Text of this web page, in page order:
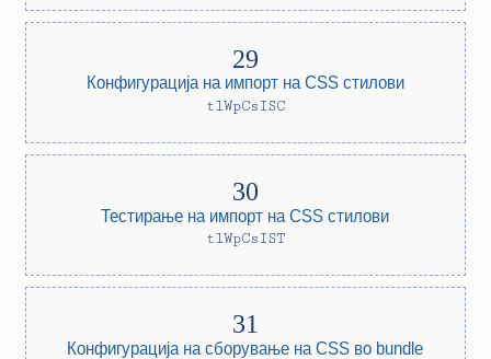
Конфигурација на импорт на CSS стилови
tlWpCsISC
Тестирање на импорт на CSS стилови
tlWpCsIST
Конфигурација на сборување на CSS во bundle